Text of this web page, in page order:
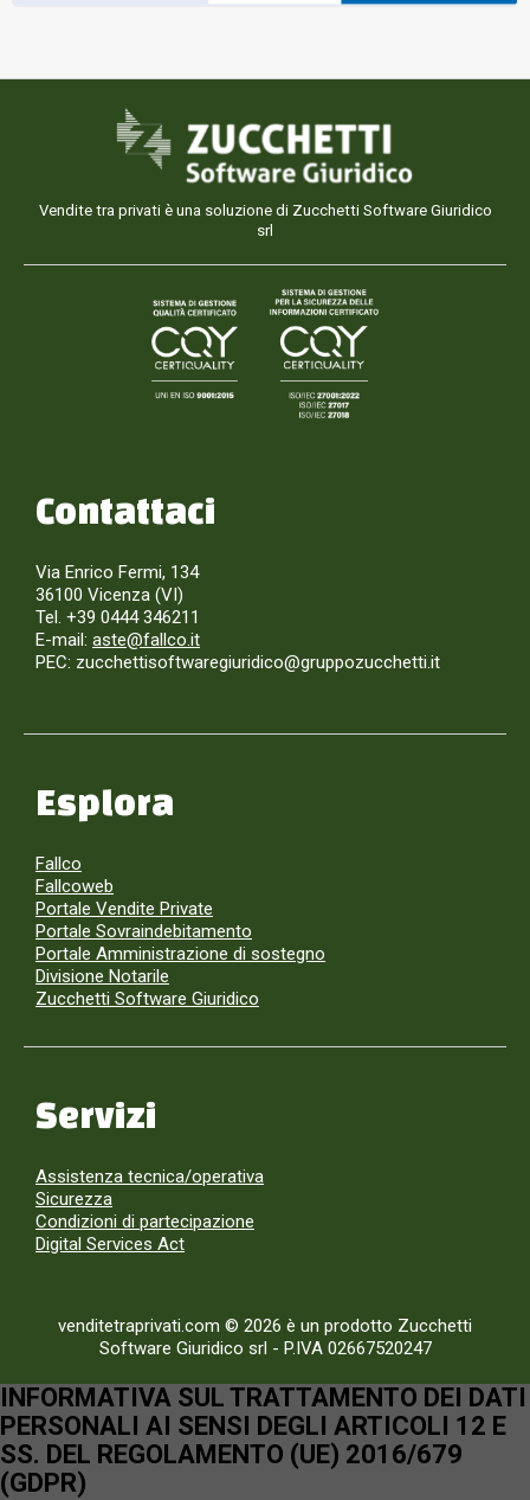
Vendite tra privati è una soluzione di Zucchetti Software Giuridico
srl
Contattaci
Via Enrico Fermi, 134
36100 Vicenza (VI)
Tel. +39 0444 346211
E-mail: aste@fallco.it
PEC: zucchettisoftwaregiuridico@gruppozucchetti.it
Esplora
Fallco
Fallcoweb
Portale Vendite Private
Portale Sovraindebitamento
Portale Amministrazione di sostegno
Divisione Notarile
Zucchetti Software Giuridico
Servizi
Assistenza tecnica/operativa
Sicurezza
Condizioni di partecipazione
Digital Services Act
venditetraprivati.com © 2026 è un prodotto Zucchetti
Software Giuridico srl - P.IVA 02667520247
INFORMATIVA SUL TRATTAMENTO DEI DATI
PERSONALI AI SENSI DEGLI ARTICOLI 12 E
SS. DEL REGOLAMENTO (UE) 2016/679
(GDPR)